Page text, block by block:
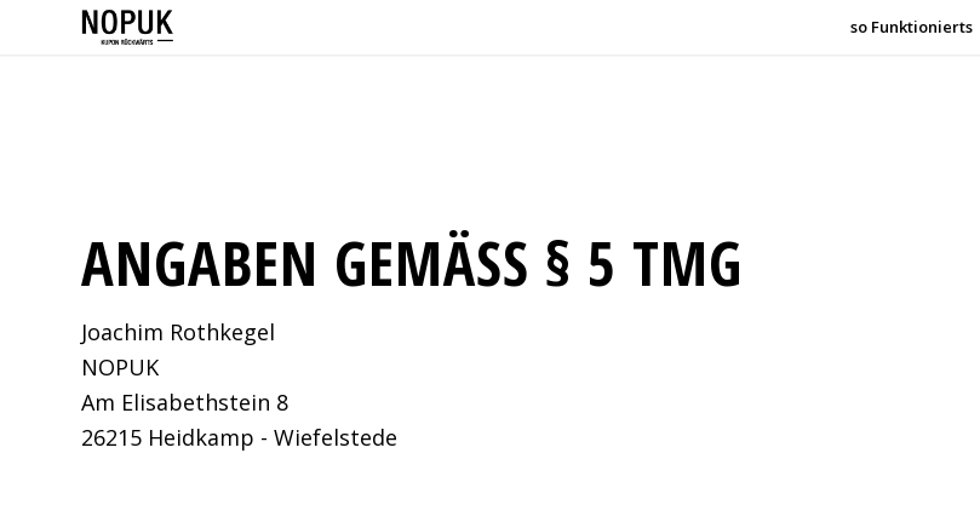
so Funktionierts
ANGABEN GEMÄSS § 5 TMG
Joachim Rothkegel
NOPUK
Am Elisabethstein 8
26215 Heidkamp - Wiefelstede